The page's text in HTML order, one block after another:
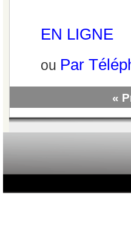
EN LIGNE
ou Par
«